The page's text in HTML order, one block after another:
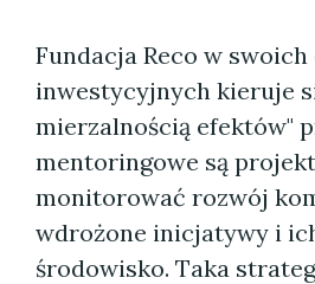
Fundacja Reco w
inwestycyjnych kieruje
mierzalnością efektów"
mentoringowe są
monitorować rozwój
wdrożone inicjatywy i
środowisko. Taka